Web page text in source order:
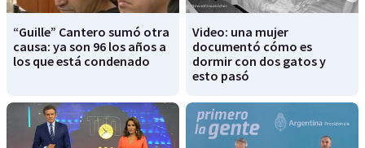
“Guille” Cantero sumó otra
causa: ya son 96 los años a
los que está condenado
Video: una mujer
documentó cómo es
dormir con dos gatos y
esto pasó